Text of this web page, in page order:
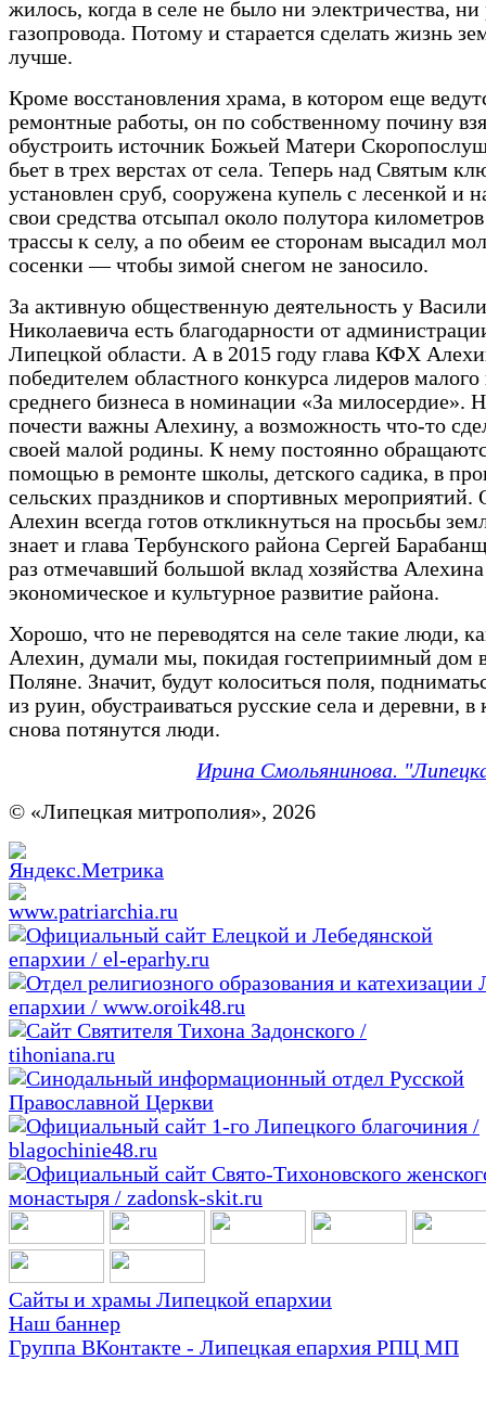
жилось, когда в селе не было ни электричества,
газопровода. Потому и старается сделать жизнь
лучше.
Кроме восстановления храма, в котором еще
ремонтные работы, он по собственному почину
обустроить источник Божьей Матери
бьет в трех верстах от села. Теперь над Святым
установлен сруб, сооружена купель с лесенкой и
свои средства отсыпал около полутора
трассы к селу, а по обеим ее сторонам высадил
сосенки — чтобы зимой снегом не заносило.
За активную общественную деятельность у
Николаевича есть благодарности от
Липецкой области. А в 2015 году глава КФХ
победителем областного конкурса лидеров малого
среднего бизнеса в номинации «За милосердие».
почести важны Алехину, а возможность что-то
своей малой родины. К нему постоянно
помощью в ремонте школы, детского садика, в
сельских праздников и спортивных мероприятий.
Алехин всегда готов откликнуться на просьбы
знает и глава Тербунского района Сергей
раз отмечавший большой вклад хозяйства
экономическое и культурное развитие района.
Хорошо, что не переводятся на селе такие люди,
Алехин, думали мы, покидая гостеприимный дом
Поляне. Значит, будут колоситься поля,
из руин, обустраиваться русские села и деревни, в
снова потянутся люди.
Ирина Смольянинова.
© «Липецкая митрополия», 2026
Сайты и храмы Липецкой епархии
Наш баннер
Группа ВКонтакте - Липецкая епархия РПЦ МП